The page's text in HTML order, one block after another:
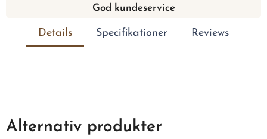
God kundeservice
Details Specifikationer Reviews
Alternativ produkter